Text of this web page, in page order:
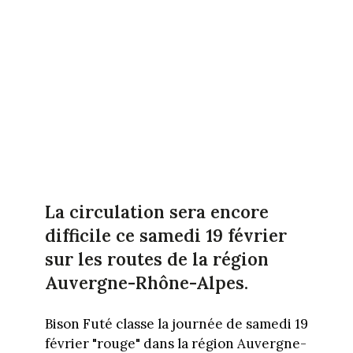
La circulation sera encore
difficile ce samedi 19 février
sur les routes de la région
Auvergne-Rhône-Alpes.
Bison Futé classe la journée de samedi 19
février "rouge" dans la région Auvergne-